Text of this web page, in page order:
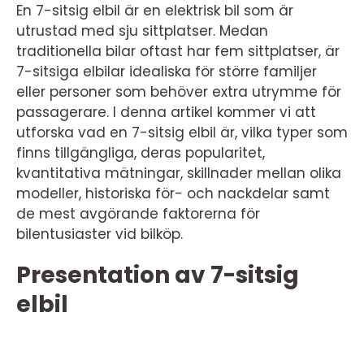
En 7-sitsig elbil är en elektrisk bil som är
utrustad med sju sittplatser. Medan
traditionella bilar oftast har fem sittplatser, är
7-sitsiga elbilar idealiska för större familjer
eller personer som behöver extra utrymme för
passagerare. I denna artikel kommer vi att
utforska vad en 7-sitsig elbil är, vilka typer som
finns tillgängliga, deras popularitet,
kvantitativa mätningar, skillnader mellan olika
modeller, historiska för- och nackdelar samt
de mest avgörande faktorerna för
bilentusiaster vid bilköp.
Presentation av 7-sitsig
elbil